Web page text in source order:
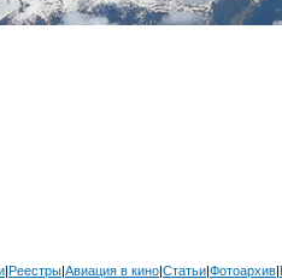
|Реестры|Авиация в кино|Статьи|Фотоархив|